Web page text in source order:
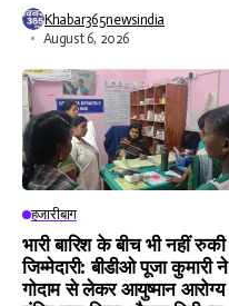
Khabar365newsindia
August 6, 2026
हजारीबाग
भारी बारिश के बीच भी नहीं रुकी
जिम्मेदारी: बीडीओ पूजा कुमारी ने
गोदाम से लेकर आयुष्मान आरोग्य